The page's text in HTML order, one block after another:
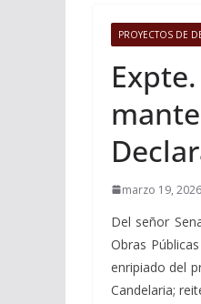
PROYECTOS DE
marzo 19, 2026
Del señor
Obras
enripiado del
Candelaria;